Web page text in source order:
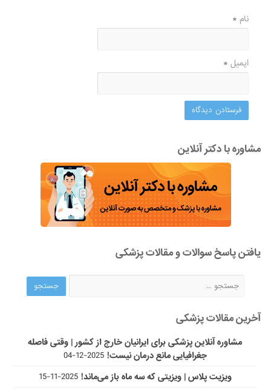
نام*
ایمیل*
مشاوره با دکتر آنلاین
یافتن پاسخ سوالات و مقالات پزشکی
آخرین مقالات پزشکی
مشاوره آنلاین پزشکی برای ایرانیان خارج از کشور | وقتی فاصله
جغرافیایی مانع درمان نیست! 2025-12-04
ویزیت پلاس | ویزیتی که سه ماه باز می‌ماند! 2025-11-15